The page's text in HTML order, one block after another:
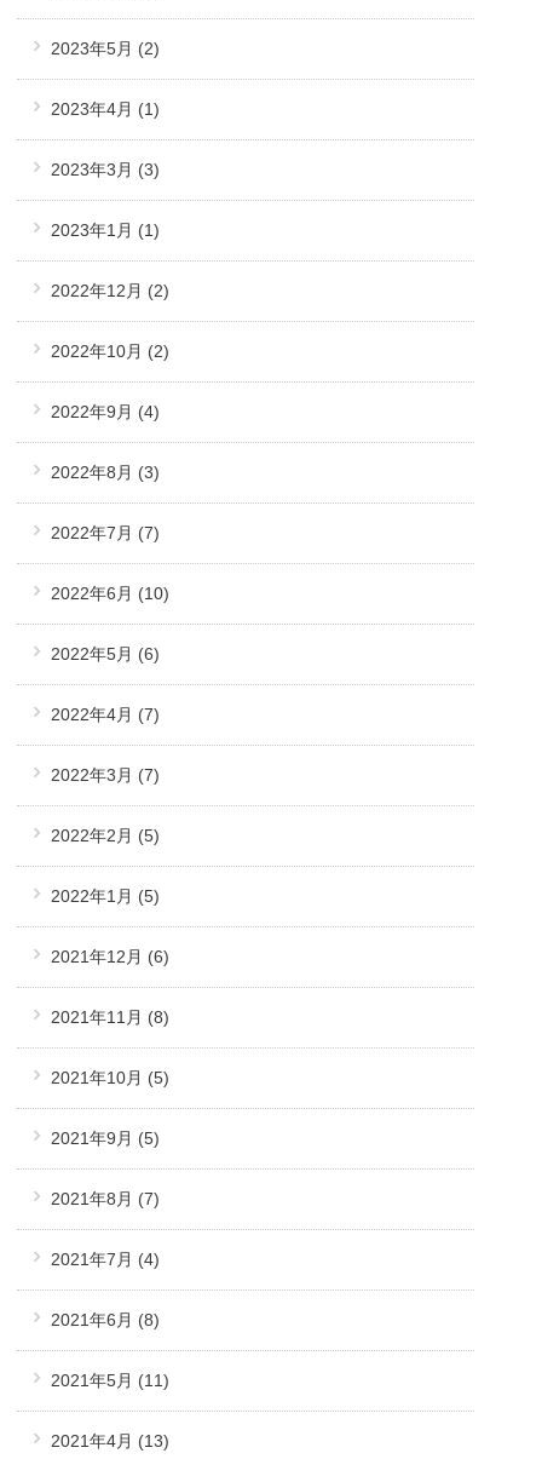
2023年5月 (2)
2023年4月 (1)
2023年3月 (3)
2023年1月 (1)
2022年12月 (2)
2022年10月 (2)
2022年9月 (4)
2022年8月 (3)
2022年7月 (7)
2022年6月 (10)
2022年5月 (6)
2022年4月 (7)
2022年3月 (7)
2022年2月 (5)
2022年1月 (5)
2021年12月 (6)
2021年11月 (8)
2021年10月 (5)
2021年9月 (5)
2021年8月 (7)
2021年7月 (4)
2021年6月 (8)
2021年5月 (11)
2021年4月 (13)